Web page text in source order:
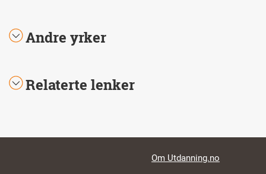
Andre yrker
Relaterte lenker
Footer links
Om Utdanning.no